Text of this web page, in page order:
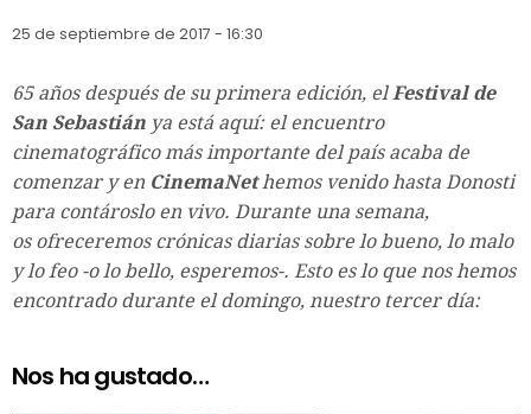
25 de septiembre de 2017 - 16:30
65 años después de su primera edición, elFestival de
San Sebastián ya está aquí: el encuentro
cinematográfico más importante del país acaba de
comenzar y en CinemaNethemos venido hasta Donosti
para contároslo en vivo. Durante una semana,
os ofreceremos crónicas diarias sobre lo bueno, lo malo
y lo feo -o lo bello, esperemos-. Esto es lo que nos hemos
encontrado durante el domingo, nuestro tercer día:
Nos ha gustado…